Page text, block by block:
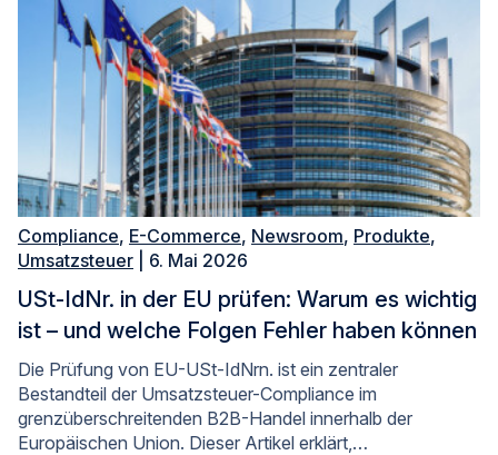
Compliance, E-Commerce, Newsroom, Produkte,
Umsatzsteuer | 6. Mai 2026
USt-IdNr. in der EU prüfen: Warum es wichtig
ist – und welche Folgen Fehler haben können
Die Prüfung von EU-USt-IdNrn. ist ein zentraler
Bestandteil der Umsatzsteuer-Compliance im
grenzüberschreitenden B2B-Handel innerhalb der
Europäischen Union. Dieser Artikel erklärt,…